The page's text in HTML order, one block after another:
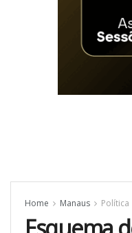
Home Manaus Política